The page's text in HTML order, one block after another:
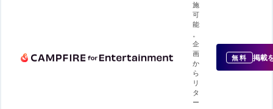
施
可
能
。
企
画
か
ら
リ
タ
ー
無料 掲載